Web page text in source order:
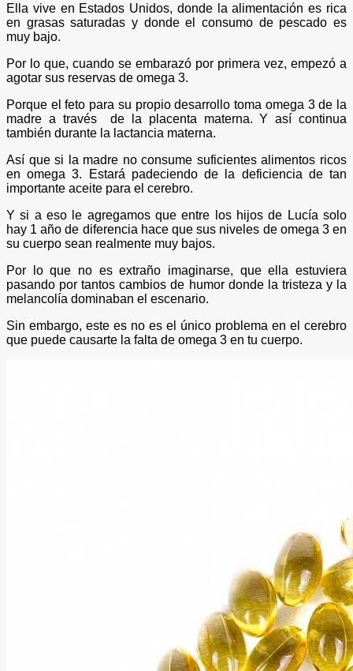
Ella vive en Estados Unidos, donde la alimentación es rica
en grasas saturadas y donde el consumo de pescado es
muy bajo.
Por lo que, cuando se embarazó por primera vez, empezó a
agotar sus reservas de omega 3.
Porque el feto para su propio desarrollo toma omega 3 de la
madre a través de la placenta materna. Y así continua
también durante la lactancia materna.
Así que si la madre no consume suficientes alimentos ricos
en omega 3. Estará padeciendo de la deficiencia de tan
importante aceite para el cerebro.
Y si a eso le agregamos que entre los hijos de Lucía solo
hay 1 año de diferencia hace que sus niveles de omega 3 en
su cuerpo sean realmente muy bajos.
Por lo que no es extraño imaginarse, que ella estuviera
pasando por tantos cambios de humor donde la tristeza y la
melancolía dominaban el escenario.
Sin embargo, este es no es el único problema en el cerebro
que puede causarte la falta de omega 3 en tu cuerpo.